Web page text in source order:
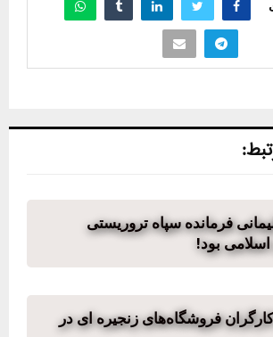
فرمانده سپاه تروریستی
بود!
فروشگاه‌های زنجیره ای در